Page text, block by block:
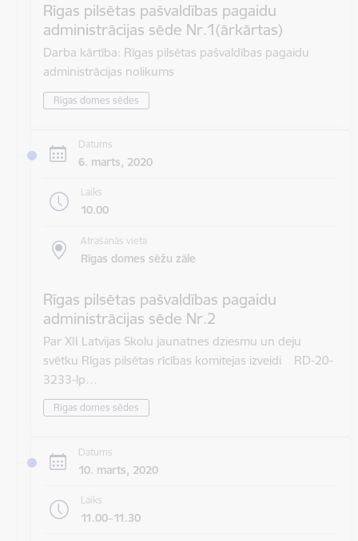
Rīgas pilsētas pašvaldības pagaidu
administrācijas sēde Nr.1(ārkārtas)
Darba kārtība: Rīgas pilsētas pašvaldības pagaidu
administrācijas nolikums
Rīgas domes sēdes
Datums
6. marts, 2020
Laiks
10.00
Atrašanās vieta
Rīgas domes sēžu zāle
Rīgas pilsētas pašvaldības pagaidu
administrācijas sēde Nr.2
Par XII Latvijas Skolu jaunatnes dziesmu un deju
svētku Rīgas pilsētas rīcības komitejas izveidi RD-20-
3233-lp…
Rīgas domes sēdes
Datums
10. marts, 2020
Laiks
11.00–11.30